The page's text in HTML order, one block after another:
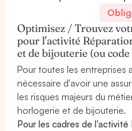
Optimisez / Trouvez
pour l'activité
et de bijouterie (ou
Pour toutes les entreprises
nécessaire d'avoir une
les risques majeurs du
horlogerie et de bijouterie.
Pour les cadres de